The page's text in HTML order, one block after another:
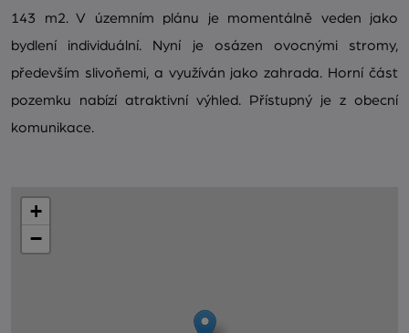
143 m2. V územním plánu je momentálně veden jako
bydlení individuální. Nyní je osázen ovocnými stromy,
především slivoňemi, a využíván jako zahrada. Horní část
pozemku nabízí atraktivní výhled. Přístupný je z obecní
komunikace.
+
−